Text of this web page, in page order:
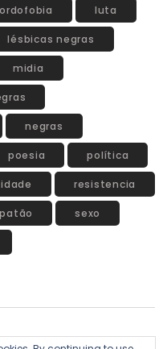
luta
lésbicas negras
midia
negras
poesia política
resistencia
sexo